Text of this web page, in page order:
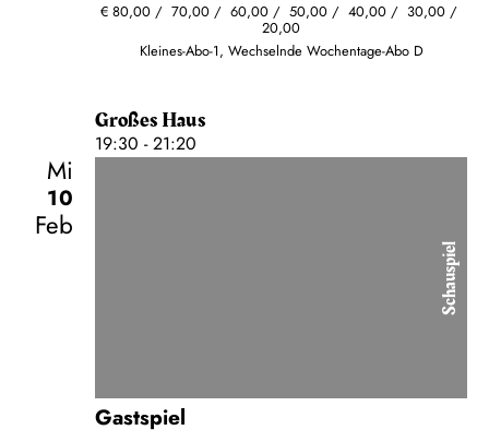
€ 80,00 70,00 60,00 50,00 40,00 30,00
20,00
Kleines-Abo-1, Wechselnde Wochentage-Abo D
Großes Haus
19:30 - 21:20
Mi
10
Feb
Schauspiel
Gastspiel